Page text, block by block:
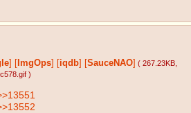
] [ ImgOps] [iqdb] [SauceNAO] ( 267.23KB
)